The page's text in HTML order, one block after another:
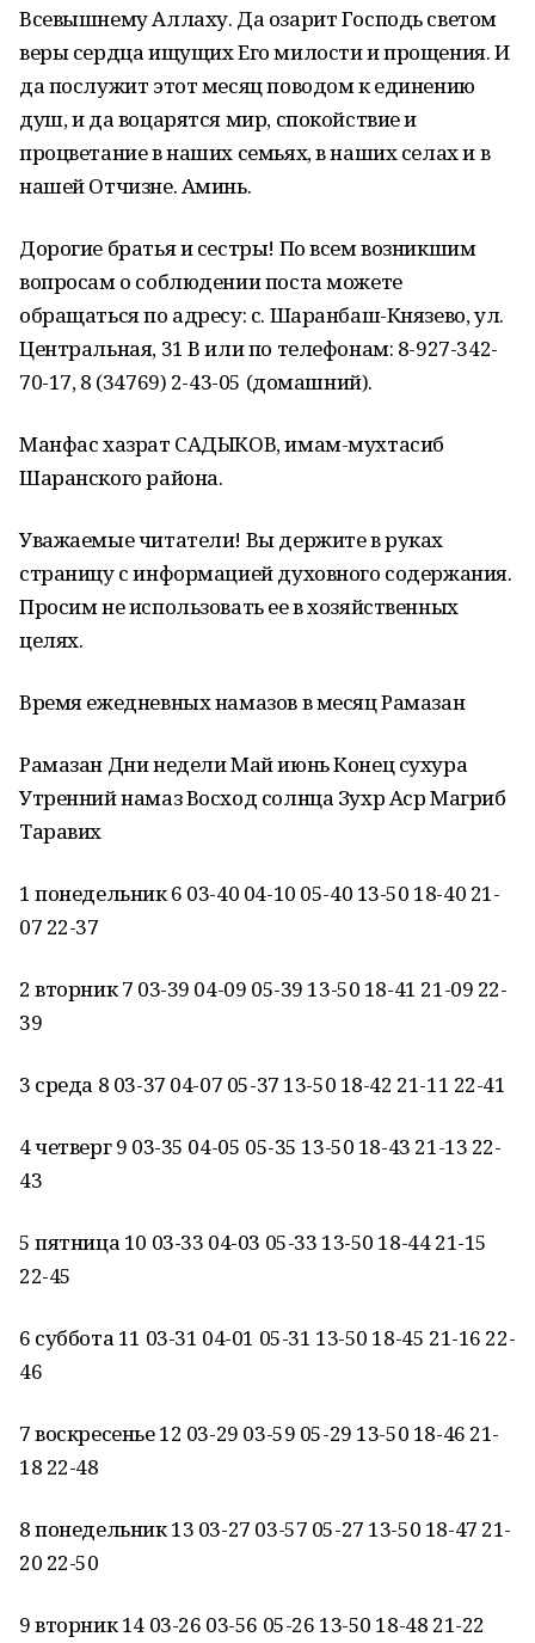
Всевышнему Аллаху. Да озарит Господь светом
веры сердца ищущих Его милости и прощения. И
да послужит этот месяц поводом к единению
душ, и да воцарятся мир, спокойствие и
процветание в наших семьях, в наших селах и в
нашей Отчизне. Аминь.
Дорогие братья и сестры! По всем возникшим
вопросам о соблюдении поста можете
обращаться по адресу: с. Шаранбаш-Князево, ул.
Центральная, 31 В или по телефонам: 8-927-342-
70-17, 8 (34769) 2-43-05 (домашний).
Манфас хазрат САДЫКОВ, имам-мухтасиб
Шаранского района.
Уважаемые читатели! Вы держите в руках
страницу с информацией духовного содержания.
Просим не использовать ее в хозяйственных
целях.
Время ежедневных намазов в месяц Рамазан
Рамазан Дни недели Май июнь Конец сухура
Утренний намаз Восход солнца Зухр Аср Магриб
Таравих
1 понедельник 6 03-40 04-10 05-40 13-50 18-40 21-
07 22-37
2 вторник 7 03-39 04-09 05-39 13-50 18-41 21-09 22-
39
3 среда 8 03-37 04-07 05-37 13-50 18-42 21-11 22-41
4 четверг 9 03-35 04-05 05-35 13-50 18-43 21-13 22-
43
5 пятница 10 03-33 04-03 05-33 13-50 18-44 21-15
22-45
6 суббота 11 03-31 04-01 05-31 13-50 18-45 21-16 22-
46
7 воскресенье 12 03-29 03-59 05-29 13-50 18-46 21-
18 22-48
8 понедельник 13 03-27 03-57 05-27 13-50 18-47 21-
20 22-50
9 вторник 14 03-26 03-56 05-26 13-50 18-48 21-22